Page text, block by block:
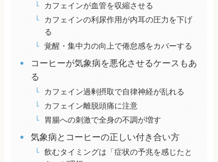
カフェインが血管を収縮させる
カフェインの利尿作用が内耳の圧力を下げ
る
覚醒・集中力の向上で倦怠感をカバーする
コーヒーが気象病を悪化させるケースもあ
る
カフェイン過剰摂取で自律神経が乱れる
カフェイン離脱頭痛に注意
胃腸への刺激で全身の不調が増す
気象病とコーヒーの正しい付き合い方
飲むタイミングは「症状の予兆を感じたと